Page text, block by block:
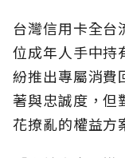
台灣信用卡全台
位成年人手中持
紛推出專屬消費
著與忠誠度，但
花撩亂的權益方